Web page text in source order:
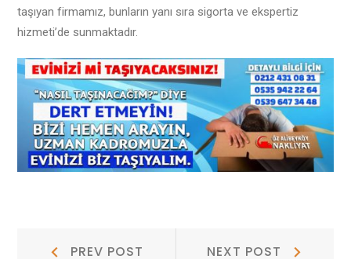
taşıyan firmamız, bunların yanı sıra sigorta ve ekspertiz
hizmeti’de sunmaktadır.
YazıPREV POST NEXT POST